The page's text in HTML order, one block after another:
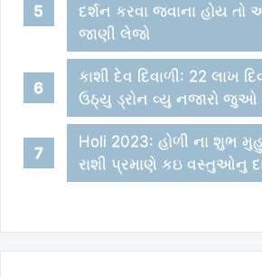
દર્શન કરવા જવાના હોય તો
જાણી લેજો
કાશી દેવ દિવાળી: 22 લાખ
ઉઠ્યુ ડ્રોન વ્યુ નજારો જુઓ
Holi 2023: હોળી ના શુભ
રાશી પ્રમાણે કઇ વસ્તુઓનુ